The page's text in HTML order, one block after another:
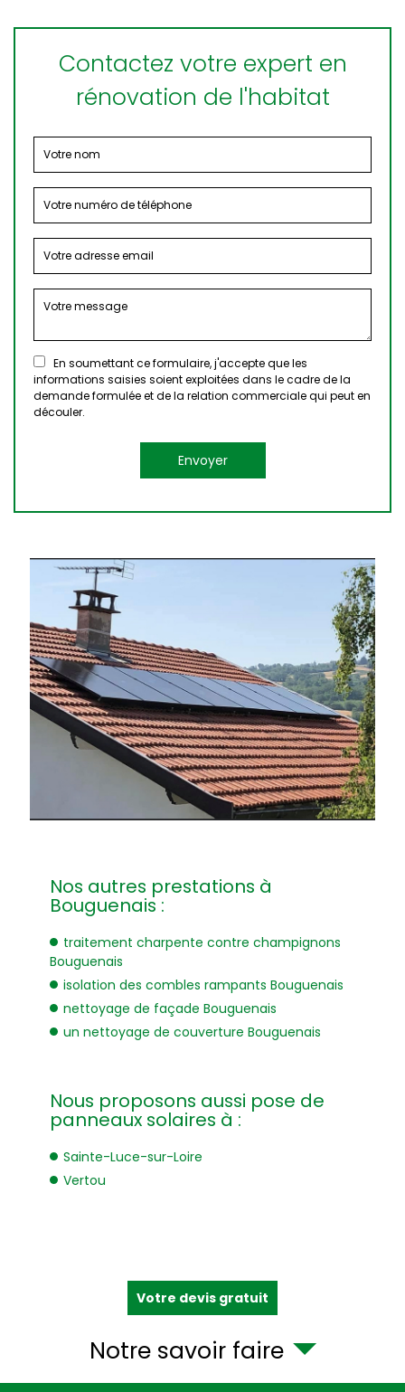
Contactez votre expert en
rénovation de l'habitat
En soumettant ce formulaire, j'accepte que les
informations saisies soient exploitées dans le cadre de la
demande formulée et de la relation commerciale qui peut en
découler.
Nos autres prestations à
Bouguenais :
traitement charpente contre champignons
Bouguenais
isolation des combles rampants Bouguenais
nettoyage de façade Bouguenais
un nettoyage de couverture Bouguenais
Nous proposons aussi pose de
panneaux solaires à :
Sainte-Luce-sur-Loire
Vertou
Votre devis gratuit
Notre savoir faire